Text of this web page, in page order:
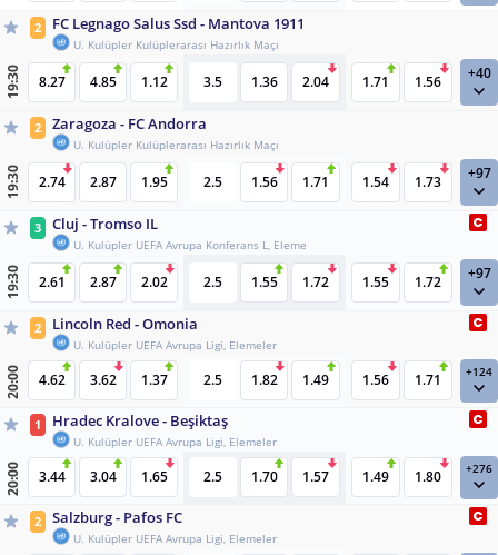
2 FC Legnago Salus Ssd - Mantova 1911
U. Kulüpler Kulüplerarası Hazırlık Maçı
19:30 8.27 4.85 1.12 3.5 1.36 2.04 1.71 1.56 +40
2 Zaragoza - FC Andorra
U. Kulüpler Kulüplerarası Hazırlık Maçı
19:30 2.74 2.87 1.95 2.5 1.56 1.71 1.54 1.73 +97
3 Cluj - Tromso IL
U. Kulüpler UEFA Avrupa Konferans L, Eleme
19:30 2.61 2.87 2.02 2.5 1.55 1.72 1.55 1.72 +97
2 Lincoln Red - Omonia
U. Kulüpler UEFA Avrupa Ligi, Elemeler
20:00 4.62 3.62 1.37 2.5 1.82 1.49 1.56 1.71 +124
1 Hradec Kralove - Beşiktaş
U. Kulüpler UEFA Avrupa Ligi, Elemeler
20:00 3.44 3.04 1.65 2.5 1.70 1.57 1.49 1.80 +276
2 Salzburg - Pafos FC
U. Kulüpler UEFA Avrupa Ligi, Elemeler